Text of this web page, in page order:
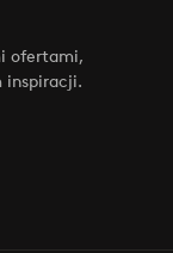
ofertami,
inspiracji.